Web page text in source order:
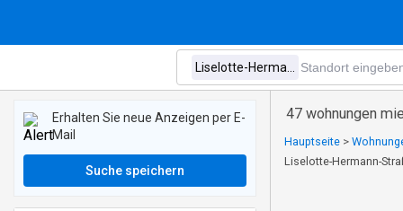
47 wohnungen
Hauptseite >
Liselotte-Hermann-
Erhalten Sie neue Anzeigen per E-
Mail
Suche speichern